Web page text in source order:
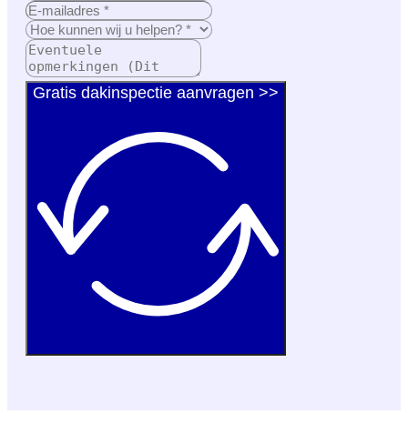
Gratis dakinspectie aanvragen >>